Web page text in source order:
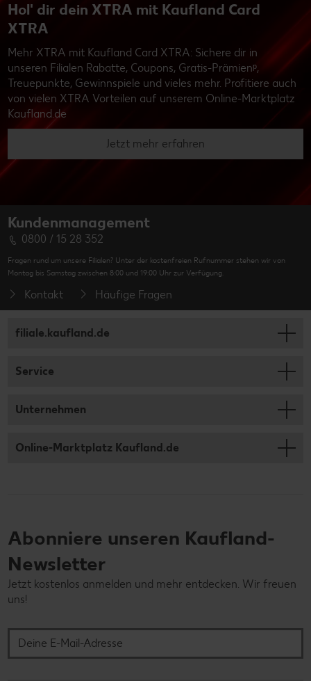
Hol' dir dein XTRA mit Kaufland Card
XTRA
Mehr XTRA mit Kaufland Card XTRA: Sichere dir in
unseren Filialen Rabatte, Coupons, Gratis-Prämienᵖ,
Treuepunkte, Gewinnspiele und vieles mehr. Profitiere auch
von vielen XTRA Vorteilen auf unserem Online-Marktplatz
Kaufland.de
Jetzt mehr erfahren
Kundenmanagement
0800 / 15 28 352
Fragen rund um unsere Filialen? Unter der kostenfreien Rufnummer stehen wir von
Montag bis Samstag zwischen 8:00 und 19:00 Uhr zur Verfügung.
Kontakt Häufige Fragen
filiale.kaufland.de
Service
Unternehmen
Online-Marktplatz Kaufland.de
Abonniere unseren Kaufland-
Newsletter
Jetzt kostenlos anmelden und mehr entdecken. Wir freuen
uns!